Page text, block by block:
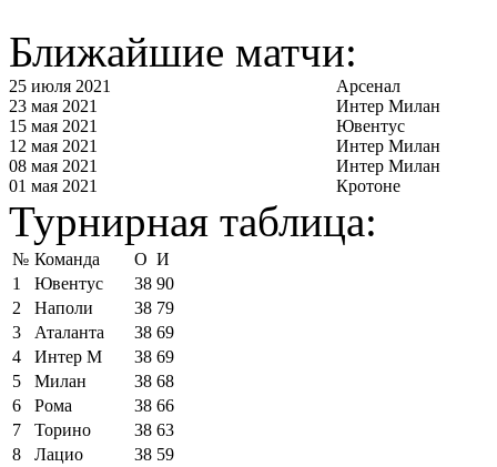
Ближайшие матчи:
25 июля 2021
Арсенал
23 мая 2021
Интер Милан
15 мая 2021
Ювентус
12 мая 2021
Интер Милан
08 мая 2021
Интер Милан
01 мая 2021
Кротоне
Турнирная таблица:
№ Команда О И
1
Ювентус 38 90
2
Наполи 38 79
3
Аталанта 38 69
4
Интер М 38 69
5
Милан 38 68
6
Рома 38 66
7
Торино 38 63
8
Лацио 38 59